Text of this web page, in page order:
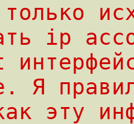
ip
Я
эту